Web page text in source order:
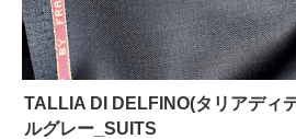
TALLIA DI DELFINO(タリアディ
ルグレー_SUITS